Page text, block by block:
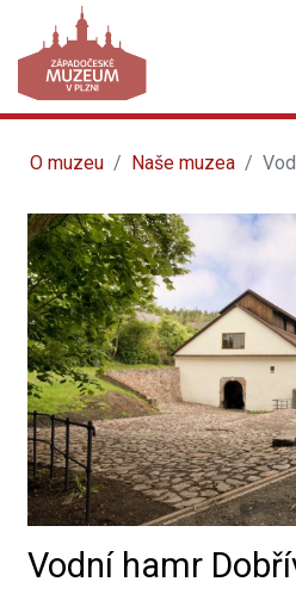
O muzeu Naše muzea
Vodní hamr